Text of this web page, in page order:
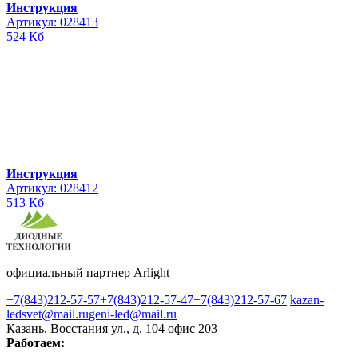
Инструкция
Артикул: 028413
524 Кб
Инструкция
Артикул: 028412
513 Кб
официальный партнер Arlight
+7(843)212-57-57+7(843)212-57-47+7(843)212-57-67 kazan-
ledsvet@mail.rugeni-led@mail.ru
Казань, Восстания ул., д. 104 офис 203
Работаем: